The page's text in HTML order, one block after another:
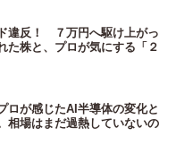
違反！ ７万円へ駆け上がっ
た株と、プロが気にする「２
ロが感じたAI半導体の変化と
相場はまだ過熱していないの